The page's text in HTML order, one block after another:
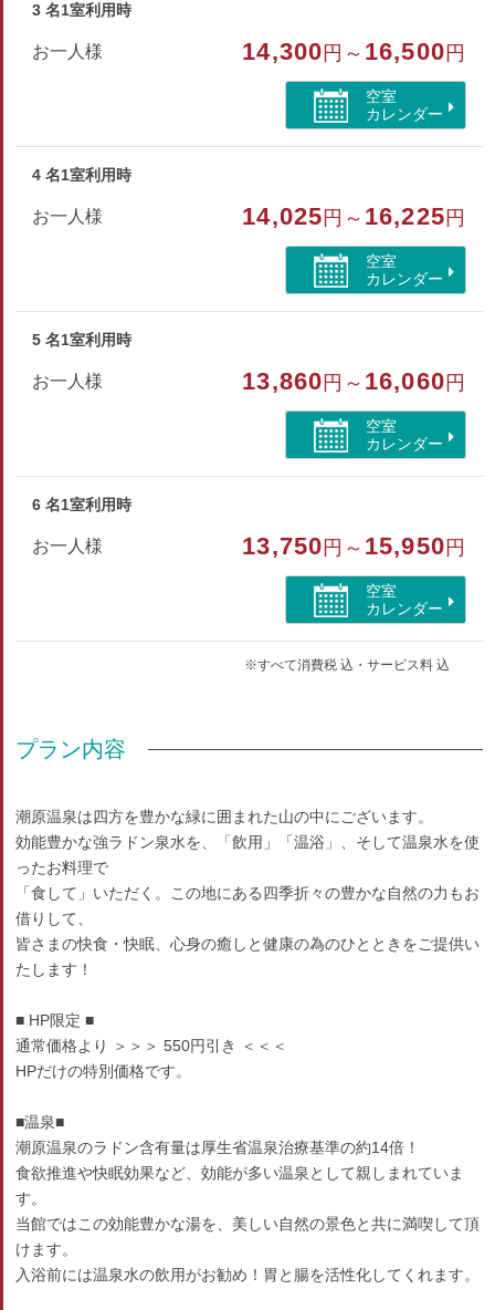
3 名1室利用時
お一人様 14,300 円～ 16,500 円
空室
カレンダー
4 名1室利用時
お一人様 14,025 円～ 16,225 円
空室
カレンダー
5 名1室利用時
お一人様 13,860 円～ 16,060 円
空室
カレンダー
6 名1室利用時
お一人様 13,750 円～ 15,950 円
空室
カレンダー
※すべて消費税 込・サービス料 込
プラン内容
潮原温泉は四方を豊かな緑に囲まれた山の中にございます。
効能豊かな強ラドン泉水を、「飲用」「温浴」、そして温泉水を使
ったお料理で
「食して」いただく。この地にある四季折々の豊かな自然の力もお
借りして、
皆さまの快食・快眠、心身の癒しと健康の為のひとときをご提供い
たします！
■ HP限定 ■
通常価格より ＞＞＞ 550円引き ＜＜＜
HPだけの特別価格です。
■温泉■
潮原温泉のラドン含有量は厚生省温泉治療基準の約14倍！
食欲推進や快眠効果など、効能が多い温泉として親しまれていま
す。
当館ではこの効能豊かな湯を、美しい自然の景色と共に満喫して頂
けます。
入浴前には温泉水の飲用がお勧め！胃と腸を活性化してくれます。